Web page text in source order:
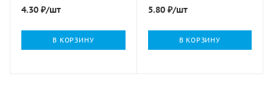
4.30 ₽/шт
В КОРЗИНУ
5.80₽/шт
В КОРЗИНУ